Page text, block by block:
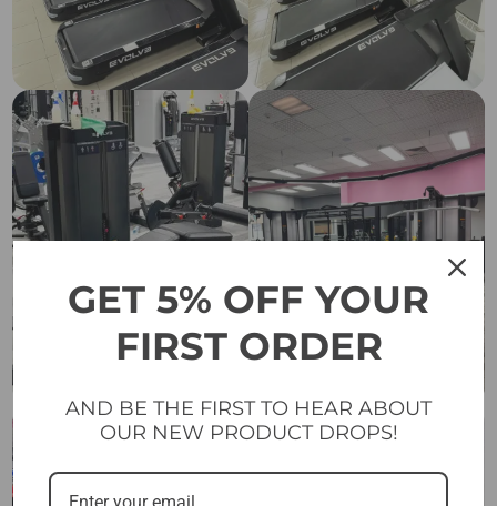
GET 5% OFF YOUR
FIRST ORDER
AND BE THE FIRST TO HEAR ABOUT
OUR NEW PRODUCT DROPS!